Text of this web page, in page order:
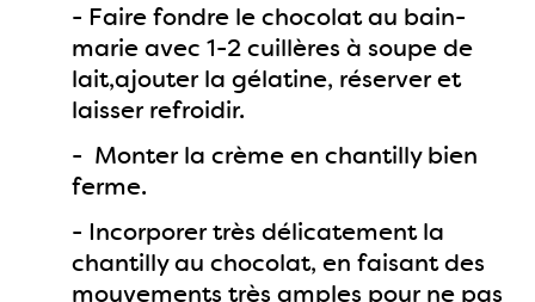
- Faire fondre le chocolat au bain-
marie avec 1-2 cuillères à soupe de
lait,ajouter la gélatine, réserver et
laisser refroidir.
- Monter la crème en chantilly bien
ferme.
- Incorporer très délicatement la
chantilly au chocolat, en faisant des
mouvements très amples pour ne pas